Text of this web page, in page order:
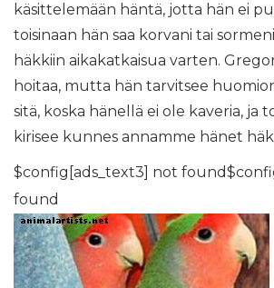
käsittelemään häntä, jotta hän ei
toisinaan hän saa korvani tai
häkkiin aikakatkaisua varten.
hoitaa, mutta hän tarvitsee
sitä, koska hänellä ei ole kaveria, ja
kirisee kunnes annamme hänet
$config[ads_text3] not
found